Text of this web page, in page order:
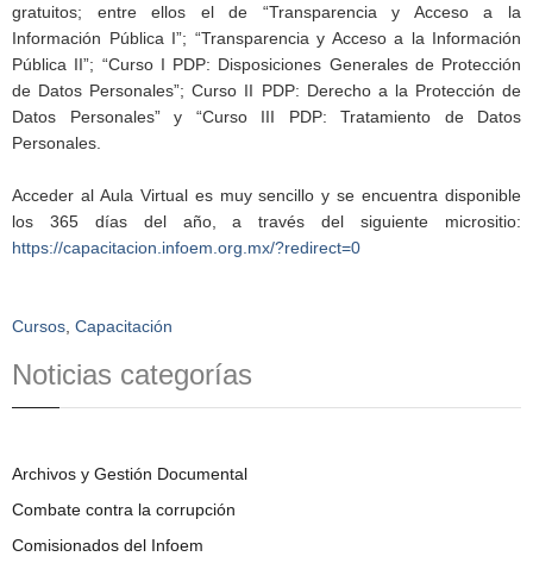
gratuitos; entre ellos el de “Transparencia y Acceso a la
Información Pública I”; “Transparencia y Acceso a la Información
Pública II”; “Curso I PDP: Disposiciones Generales de Protección
de Datos Personales”; Curso II PDP: Derecho a la Protección de
Datos Personales” y “Curso III PDP: Tratamiento de Datos
Personales.
Acceder al Aula Virtual es muy sencillo y se encuentra disponible
los 365 días del año, a través del siguiente micrositio:
https://capacitacion.infoem.org.mx/?redirect=0
Cursos Capacitación
Noticias categorías
Archivos y Gestión Documental
Combate contra la corrupción
Comisionados del Infoem